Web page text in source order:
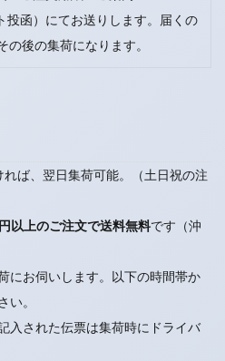
投函）にてお送りします。届くの
後の集荷になります。
ば、翌日集荷可能。（土日祝の注
以上のご注文で送料無料です（沖
にお伺いします。以下の時間帯か
い。
入された伝票は集荷時にドライバ